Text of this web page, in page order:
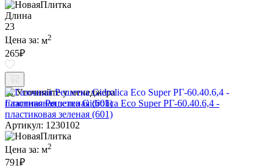
Длина
23
Цена за: м2
265₽
Уточняйте у менеджера
Газонная Решетка Gidrolica Eco Super РГ-60.40.6,4 -
пластиковая зеленая (601)
Артикул: 1230102
Цена за: м2
791₽